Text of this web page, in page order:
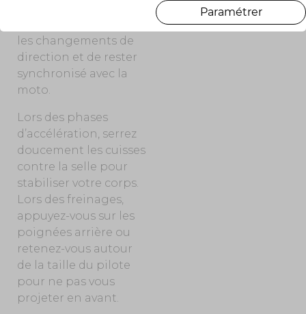
les changements de
direction et de rester
synchronisé avec la
moto.
Lors des phases
d’accélération, serrez
doucement les cuisses
contre la selle pour
stabiliser votre corps.
Lors des freinages,
appuyez-vous sur les
poignées arrière ou
retenez-vous autour
de la taille du pilote
pour ne pas vous
projeter en avant.
Paramétrer